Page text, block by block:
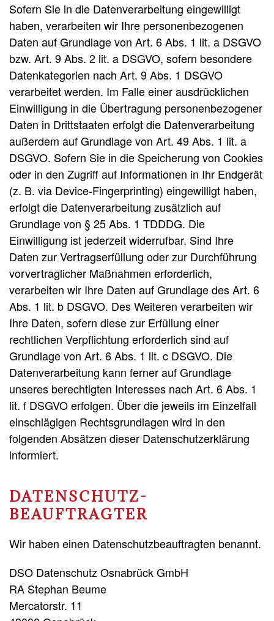
Sofern Sie in die Datenverarbeitung eingewilligt
haben, verarbeiten wir Ihre personenbezogenen
Daten auf Grundlage von Art. 6 Abs. 1 lit. a DSGVO
bzw. Art. 9 Abs. 2 lit. a DSGVO, sofern besondere
Datenkategorien nach Art. 9 Abs. 1 DSGVO
verarbeitet werden. Im Falle einer ausdrücklichen
Einwilligung in die Übertragung personenbezogener
Daten in Drittstaaten erfolgt die Datenverarbeitung
außerdem auf Grundlage von Art. 49 Abs. 1 lit. a
DSGVO. Sofern Sie in die Speicherung von Cookies
oder in den Zugriff auf Informationen in Ihr Endgerät
(z. B. via Device-Fingerprinting) eingewilligt haben,
erfolgt die Datenverarbeitung zusätzlich auf
Grundlage von § 25 Abs. 1 TDDDG. Die
Einwilligung ist jederzeit widerrufbar. Sind Ihre
Daten zur Vertragserfüllung oder zur Durchführung
vorvertraglicher Maßnahmen erforderlich,
verarbeiten wir Ihre Daten auf Grundlage des Art. 6
Abs. 1 lit. b DSGVO. Des Weiteren verarbeiten wir
Ihre Daten, sofern diese zur Erfüllung einer
rechtlichen Verpflichtung erforderlich sind auf
Grundlage von Art. 6 Abs. 1 lit. c DSGVO. Die
Datenverarbeitung kann ferner auf Grundlage
unseres berechtigten Interesses nach Art. 6 Abs. 1
lit. f DSGVO erfolgen. Über die jeweils im Einzelfall
einschlägigen Rechtsgrundlagen wird in den
folgenden Absätzen dieser Datenschutzerklärung
informiert.
DATENSCHUTZ­
BEAUFTRAGTER
Wir haben einen Datenschutzbeauftragten benannt.
DSO Datenschutz Osnabrück GmbH
RA Stephan Beume
Mercatorstr. 11